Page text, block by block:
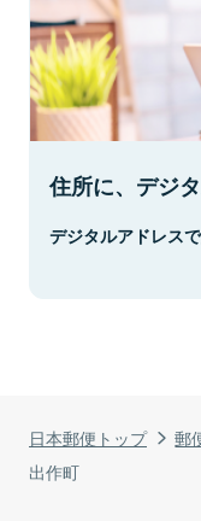
日本郵便トップ 郵
出作町
住所に、デジ
デジタルアドレス